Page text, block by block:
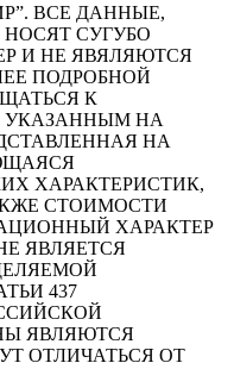
ВСЕ ДАННЫЕ,
СУГУБО
И НЕ ЯВЯЛЯЮТСЯ
ПОДРОБНОЙ
К
НА
НА
ХАРАКТЕРИСТИК,
СТОИМОСТИ
ХАРАКТЕР
ЯВЛЯЕТСЯ
437
ЯВЛЯЮТСЯ
ОТЛИЧАТЬСЯ ОТ